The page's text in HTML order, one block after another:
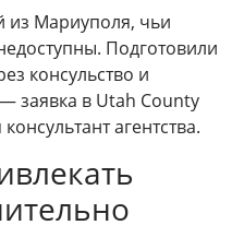
из Мариуполя, чьи
Подготовили
консульство и
заявка в Utah County
агентства.